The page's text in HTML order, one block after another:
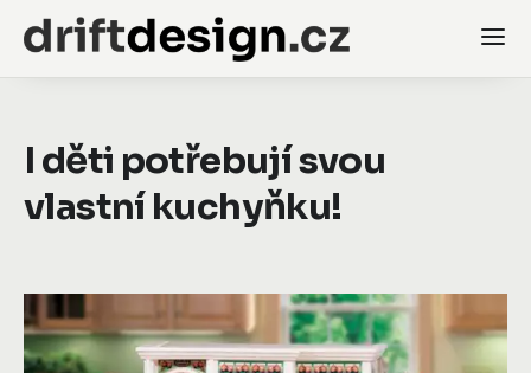
I děti potřebují svou
vlastní kuchyňku!